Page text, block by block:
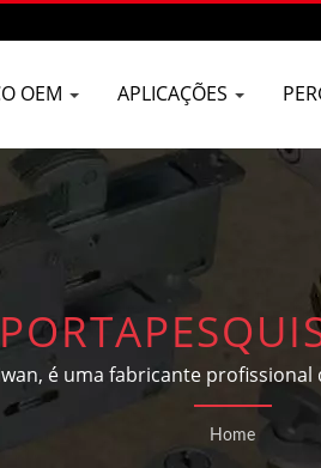
OEM APLICAÇÕES
é uma fabricante
de construção e peças
clientes.
Home